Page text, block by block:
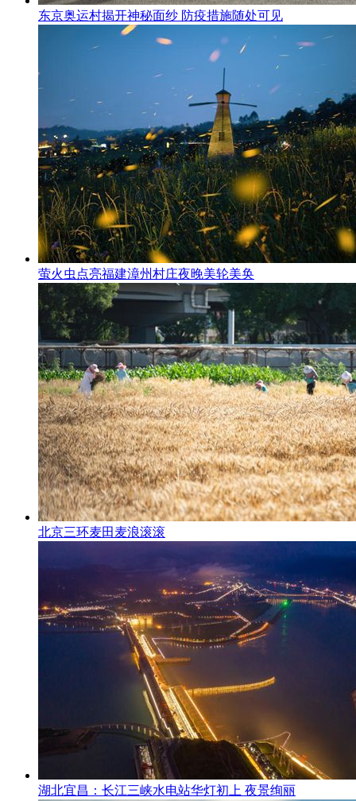
东京奥运村揭开神秘面纱 防疫措施随处可见
萤火虫点亮福建漳州村庄夜晚美轮美奂
北京三环麦田麦浪滚滚
湖北宜昌：长江三峡水电站华灯初上 夜景绚丽